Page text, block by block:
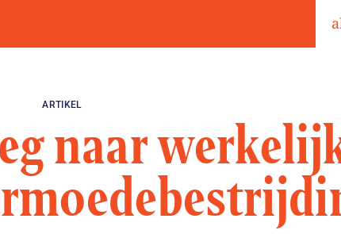
ARTIKEL
naar